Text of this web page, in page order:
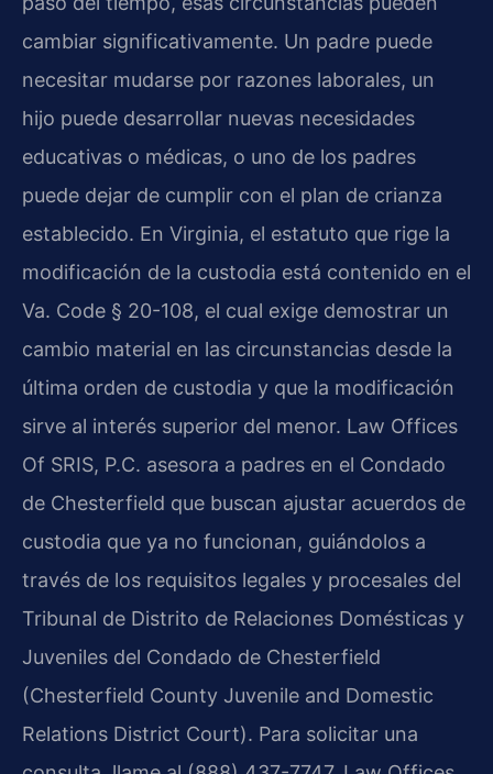
cambiar significativamente. Un padre puede
necesitar mudarse por razones laborales, un
hijo puede desarrollar nuevas necesidades
educativas o médicas, o uno de los padres
puede dejar de cumplir con el plan de crianza
establecido. En Virginia, el estatuto que rige la
modificación de la custodia está contenido en el
Va. Code § 20-108, el cual exige demostrar un
cambio material en las circunstancias desde la
última orden de custodia y que la modificación
sirve al interés superior del menor. Law Offices
Of SRIS, P.C. asesora a padres en el Condado
de Chesterfield que buscan ajustar acuerdos de
custodia que ya no funcionan, guiándolos a
través de los requisitos legales y procesales del
Tribunal de Distrito de Relaciones Domésticas y
Juveniles del Condado de Chesterfield
(Chesterfield County Juvenile and Domestic
Relations District Court). Para solicitar una